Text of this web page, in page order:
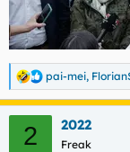
R
e
a
pai-mei,
2 2022
Freak